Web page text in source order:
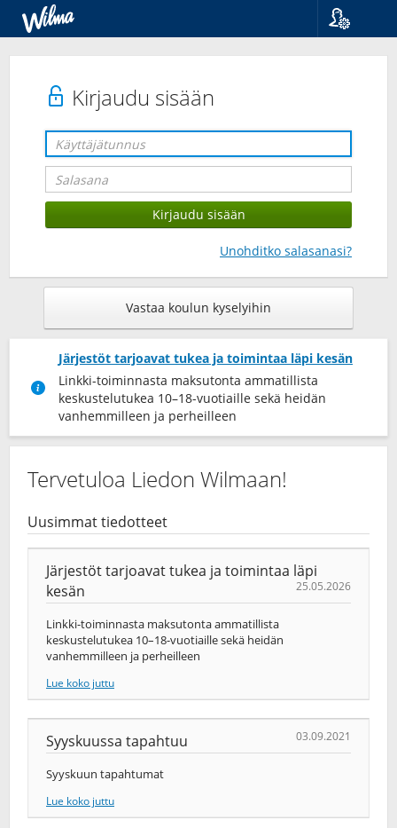
Kirjaudu sisään
Unohditko salasanasi?
Vastaa koulun kyselyihin
Järjestöt tarjoavat tukea ja toimintaa läpi kesän
Linkki-toiminnasta maksutonta ammatillista
keskustelutukea 10–18-vuotiaille sekä heidän
vanhemmilleen ja perheilleen
Tervetuloa Liedon Wilmaan!
Uusimmat tiedotteet
Järjestöt tarjoavat tukea ja toimintaa läpi
kesän
25.05.2026
Linkki-toiminnasta maksutonta ammatillista
keskustelutukea 10–18-vuotiaille sekä heidän
vanhemmilleen ja perheilleen
Lue koko juttu
Syyskuussa tapahtuu 03.09.2021
Syyskuun tapahtumat
Lue koko juttu